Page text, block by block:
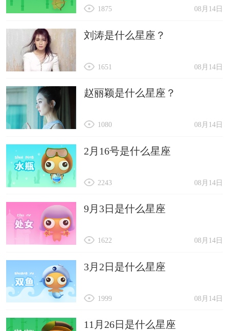
08月14日
1875
刘涛是什么星座？
08月14日
1651
赵丽颖是什么星座？
08月14日
1080
2月16号是什么星座
08月14日
2243
9月3日是什么星座
08月14日
1622
3月2日是什么星座
08月14日
1999
11月26日是什么星座